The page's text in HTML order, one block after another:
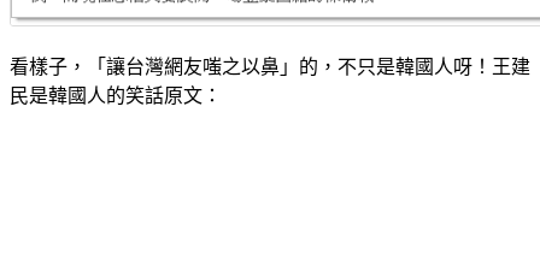
看樣子，「讓台灣網友嗤之以鼻」的，不只是韓國人呀！王建
民是韓國人的笑話原文：